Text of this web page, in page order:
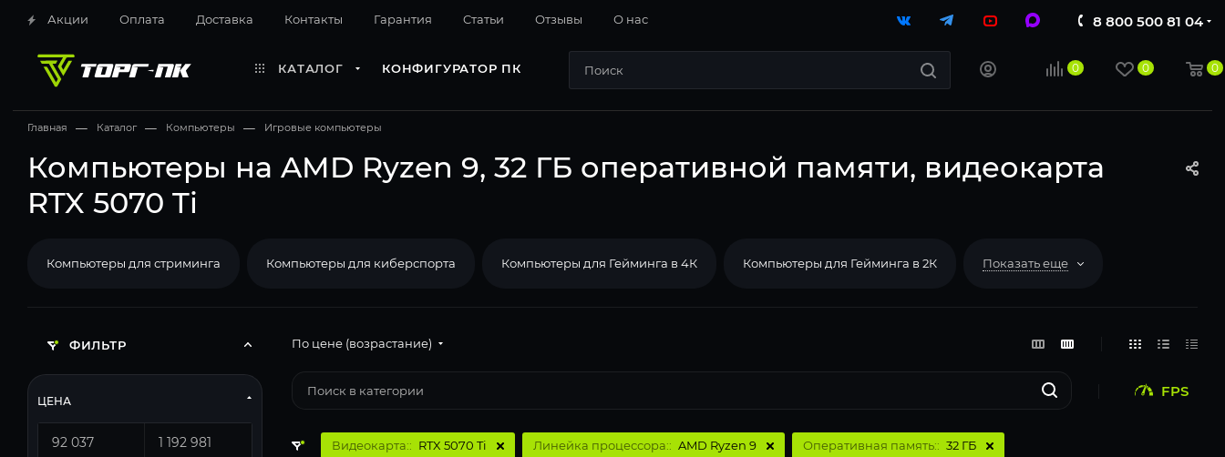
Акции Оплата Доставка Контакты Гарантия Cтатьи Отзывы О нас 8 800 500 81 04
КАТАЛОГ КОНФИГУРАТОР ПК 0 0 0
Главная — Каталог — Компьютеры — Игровые компьютеры
Компьютеры на AMD Ryzen 9, 32 ГБ оперативной памяти, видеокарта
RTX 5070 Ti
Компьютеры для стриминга Компьютеры для киберспорта Компьютеры для Гейминга в 4К Компьютеры для Гейминга в 2К Показать еще
По цене (возрастание)
FPS
Видеокарта:: RTX 5070 Ti Линейка процессора:: AMD Ryzen 9 Оперативная память:: 32 ГБ
ФИЛЬТР
ЦЕНА